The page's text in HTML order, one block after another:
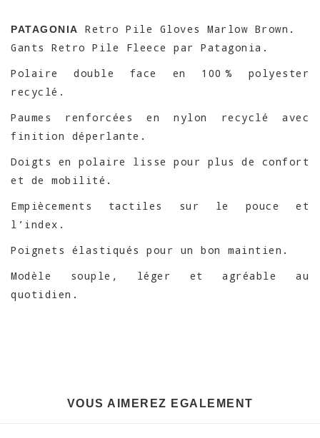
PATAGONIA
Retro Pile Gloves Marlow Brown.
Gants Retro Pile Fleece par Patagonia.
Polaire double face en 100 % polyester
recyclé.
Paumes renforcées en nylon recyclé avec
finition déperlante.
Doigts en polaire lisse pour plus de confort
et de mobilité.
Empiècements tactiles sur le pouce et
l’index.
Poignets élastiqués pour un bon maintien.
Modèle souple, léger et agréable au
quotidien.
VOUS AIMEREZ EGALEMENT